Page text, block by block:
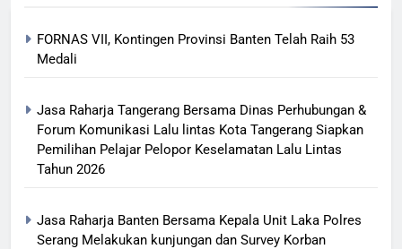
FORNAS VII, Kontingen Provinsi Banten Telah Raih 53
Medali
Jasa Raharja Tangerang Bersama Dinas Perhubungan &
Forum Komunikasi Lalu lintas Kota Tangerang Siapkan
Pemilihan Pelajar Pelopor Keselamatan Lalu Lintas
Tahun 2026
Jasa Raharja Banten Bersama Kepala Unit Laka Polres
Serang Melakukan kunjungan dan Survey Korban